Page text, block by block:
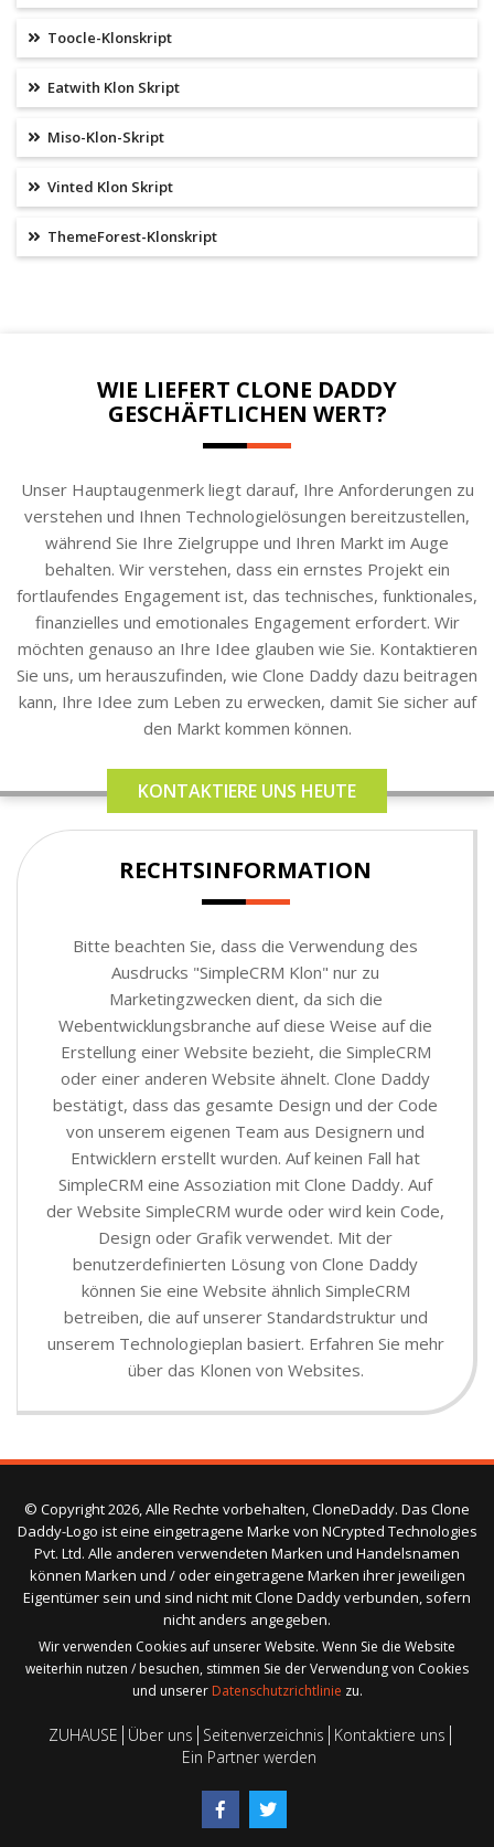
Toocle-Klonskript
Eatwith Klon Skript
Miso-Klon-Skript
Vinted Klon Skript
ThemeForest-Klonskript
WIE LIEFERT CLONE DADDY
GESCHÄFTLICHEN WERT?
Unser Hauptaugenmerk liegt darauf, Ihre Anforderungen zu
verstehen und Ihnen Technologielösungen bereitzustellen,
während Sie Ihre Zielgruppe und Ihren Markt im Auge
behalten. Wir verstehen, dass ein ernstes Projekt ein
fortlaufendes Engagement ist, das technisches, funktionales,
finanzielles und emotionales Engagement erfordert. Wir
möchten genauso an Ihre Idee glauben wie Sie. Kontaktieren
Sie uns, um herauszufinden, wie Clone Daddy dazu beitragen
kann, Ihre Idee zum Leben zu erwecken, damit Sie sicher auf
den Markt kommen können.
KONTAKTIERE UNS HEUTE
RECHTSINFORMATION
Bitte beachten Sie, dass die Verwendung des
Ausdrucks "SimpleCRM Klon" nur zu
Marketingzwecken dient, da sich die
Webentwicklungsbranche auf diese Weise auf die
Erstellung einer Website bezieht, die SimpleCRM
oder einer anderen Website ähnelt. Clone Daddy
bestätigt, dass das gesamte Design und der Code
von unserem eigenen Team aus Designern und
Entwicklern erstellt wurden. Auf keinen Fall hat
SimpleCRM eine Assoziation mit Clone Daddy. Auf
der Website SimpleCRM wurde oder wird kein Code,
Design oder Grafik verwendet. Mit der
benutzerdefinierten Lösung von Clone Daddy
können Sie eine Website ähnlich SimpleCRM
betreiben, die auf unserer Standardstruktur und
unserem Technologieplan basiert. Erfahren Sie mehr
über das Klonen von Websites.
© Copyright 2026, Alle Rechte vorbehalten, CloneDaddy. Das Clone
Daddy-Logo ist eine eingetragene Marke von NCrypted Technologies
Pvt. Ltd. Alle anderen verwendeten Marken und Handelsnamen
können Marken und / oder eingetragene Marken ihrer jeweiligen
Eigentümer sein und sind nicht mit Clone Daddy verbunden, sofern
nicht anders angegeben.
Wir verwenden Cookies auf unserer Website. Wenn Sie die Website
weiterhin nutzen / besuchen, stimmen Sie der Verwendung von Cookies
und unserer Datenschutzrichtlinie zu.
ZUHAUSE Über uns Seitenverzeichnis Kontaktiere uns
Ein Partner werden